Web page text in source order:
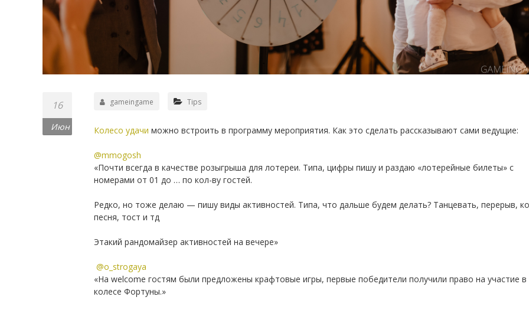
16
Июн
gameingame Tips
Колесо удачи можно встроить в программу мероприятия. Как это сделать рассказывают сами ведущие:
@mmogosh
«Почти всегда в качестве розыгрыша для лотереи. Типа, цифры пишу и раздаю «лотерейные билеты» с
номерами от 01 до … по кол-ву гостей.
Редко, но тоже делаю — пишу виды активностей. Типа, что дальше будем делать? Танцевать, перерыв,
песня, тост и тд
Этакий рандомайзер активностей на вечере»
@o_strogaya
«На welcome гостям были предложены крафтовые игры, первые победители получили право на участие в
колесе Фортуны.»